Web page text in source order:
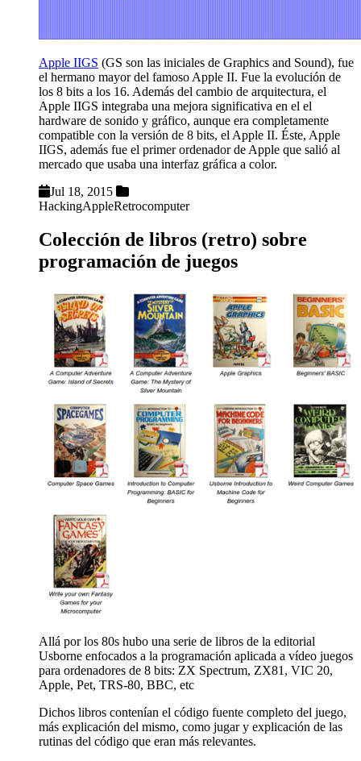
Apple IIGS (GS son las iniciales de Graphics and Sound), fue
el hermano mayor del famoso Apple II. Fue la evolución de
los 8 bits a los 16. Además del cambio de arquitectura, el
Apple IIGS integraba una mejora significativa en el el
hardware de sonido y gráfico, aunque era completamente
compatible con la versión de 8 bits, el Apple II. Éste, Apple
IIGS, además fue el primer ordenador de Apple que salió al
mercado que usaba una interfaz gráfica a color.
Jul 18, 2015
HackingAppleRetrocomputer
Colección de libros (retro) sobre
programación de juegos
Allá por los 80s hubo una serie de libros de la editorial
Usborne enfocados a la programación aplicada a vídeo juegos
para ordenadores de 8 bits: ZX Spectrum, ZX81, VIC 20,
Apple, Pet, TRS-80, BBC, etc
Dichos libros contenían el código fuente completo del juego,
más explicación del mismo, como jugar y explicación de las
rutinas del código que eran más relevantes.